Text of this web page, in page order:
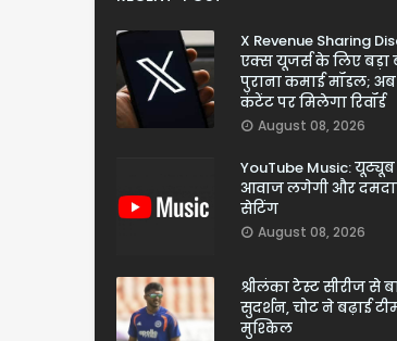
X Revenue Sharing
एक्स यूजर्स के लिए
पुराना कमाई मॉडल;
कंटेंट पर मिलेगा रिवॉर्ड
August 08, 2026
YouTube Music:
आवाज लगेगी और
सेटिंग
August 08, 2026
श्रीलंका टेस्ट सीरीज से
सुदर्शन, चोट ने बढ़ाई
मुश्किल